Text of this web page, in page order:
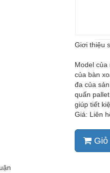
Giơi thiệu
Model
của bàn
đa của
quấn
giúp tiết
Giá: Liên
Giỏ